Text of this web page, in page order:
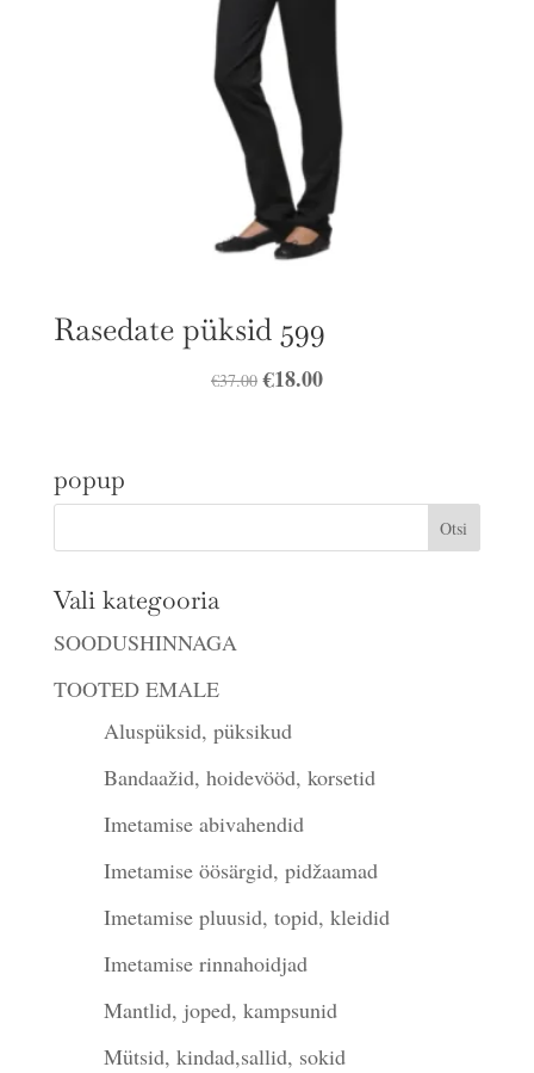
Rasedate püksid 599
€37.00 Algne
€18.00Praegune
popup
Vali kategooria
SOODUSHINNAGA
TOOTED EMALE
Aluspüksid, püksikud
Bandaažid, hoidevööd, korsetid
Imetamise abivahendid
Imetamise öösärgid, pidžaamad
Imetamise pluusid, topid, kleidid
Imetamise rinnahoidjad
Mantlid, joped, kampsunid
Mütsid, kindad,sallid, sokid